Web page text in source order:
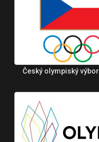
Český olympiský výbor